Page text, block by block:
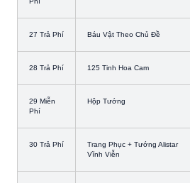
27 Trả Phí Báu Vật Theo Chủ Đề
28 Trả Phí 125 Tinh Hoa Cam
29 Miễn
Phí
Hộp Tướng
30 Trả Phí
Trang Phục + Tướng Alistar
Vĩnh Viễn